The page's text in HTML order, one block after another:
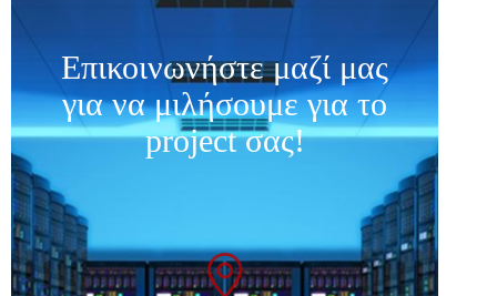
Επικοινωνήστε μαζί μας
για να μιλήσουμε για το
project σας!